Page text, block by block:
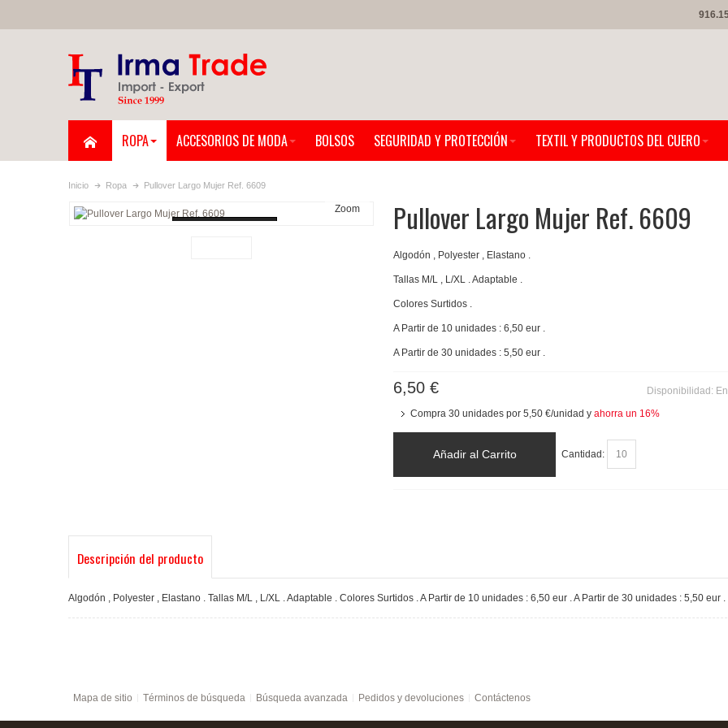
ROPA ACCESORIOS DE MODA BOLSOS SEGURIDAD Y PROTECCIÓN TEXTIL Y PRODUCTOS DEL CUERO
Inicio Ropa Pullover Largo Mujer Ref. 6609
Zoom Pullover Largo Mujer Ref. 6609
Algodón , Polyester , Elastano .
Tallas M/L , L/XL . Adaptable .
Colores Surtidos .
A Partir de 10 unidades : 6,50 eur .
A Partir de 30 unidades : 5,50 eur .
Disponibilidad:
6,50 €
Compra 30 unidades por 5,50 €/unidad y ahorra un 16%
Cantidad:
Añadir al Carrito
Descripción del producto
Algodón , Polyester , Elastano . Tallas M/L , L/XL . Adaptable . Colores Surtidos . A Partir de 10 unidades : 6,50 eur . A Partir de 30 unidades : 5,50 eur .
Mapa de sitio Términos de búsqueda Búsqueda avanzada Pedidos y devoluciones Contáctenos